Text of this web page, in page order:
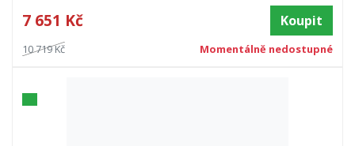
7 651 Kč Koupit
10 719 Kč Momentálně nedostupné